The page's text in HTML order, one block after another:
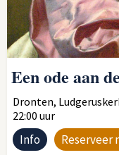
Een ode aan
Dronten,
22:00 uur
Info Reserveer